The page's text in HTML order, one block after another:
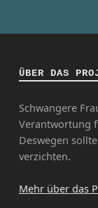
ÜBER DAS
Schwangere
Verantwortung
Deswegen
verzichten.
Mehr über das